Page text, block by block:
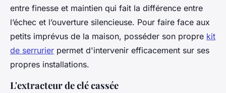
entre finesse et maintien qui fait la différence entre
l’échec et l’ouverture silencieuse. Pour faire face aux
petits imprévus de la maison, posséder son propre kit
de serrurier permet d'intervenir efficacement sur ses
propres installations.
L'extracteur de clé cassée